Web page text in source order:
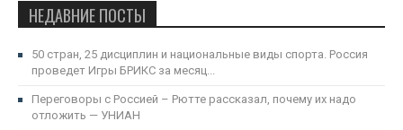
НЕДАВНИЕ ПОСТЫ
50 стран, 25 дисциплин и национальные виды спорта. Россия
проведет Игры БРИКС за месяц...
Переговоры с Россией – Рютте рассказал, почему их надо
отложить — УНИАН